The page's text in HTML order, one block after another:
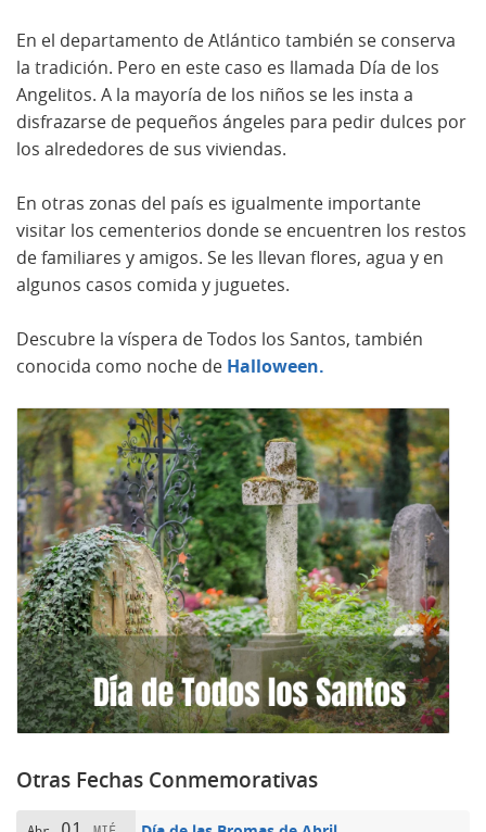
En el departamento de Atlántico también se conserva
la tradición. Pero en este caso es llamada Día de los
Angelitos. A la mayoría de los niños se les insta a
disfrazarse de pequeños ángeles para pedir dulces por
los alrededores de sus viviendas.
En otras zonas del país es igualmente importante
visitar los cementerios donde se encuentren los restos
de familiares y amigos. Se les llevan flores, agua y en
algunos casos comida y juguetes.
Descubre la víspera de Todos los Santos, también
conocida como noche de Halloween.
Otras Fechas Conmemorativas